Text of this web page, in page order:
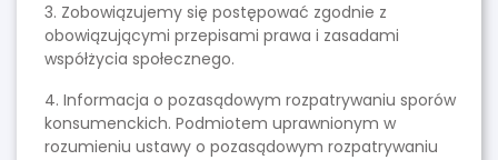
3. Zobowiązujemy się postępować zgodnie z
obowiązującymi przepisami prawa i zasadami
współżycia społecznego.
4. Informacja o pozasądowym rozpatrywaniu sporów
konsumenckich. Podmiotem uprawnionym w
rozumieniu ustawy o pozasądowym rozpatrywaniu